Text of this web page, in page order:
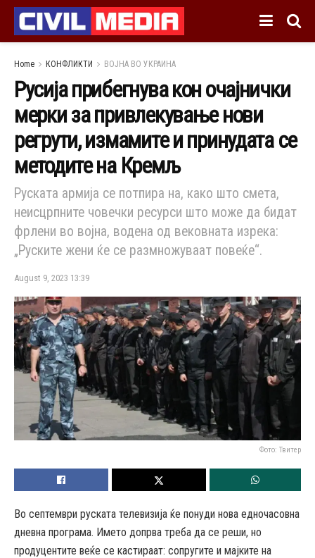
Home КОНФЛИКТИ ВОЈНА ВО УКРАИНА
Русија прибегнува кон очајнички
мерки за привлекување нови
регрути, измамите и принудата се
методите на Кремљ
Руската армија се потпира на, како што смета,
неисцрпните човечки ресурси што може да бидат
фрлени во војна, водена од вековната изрека:
„Руските жени ќе се размножуваат повеќе“.
August 9, 2023 13:39
Фото: Твитер
Во септември руската телевизија ќе понуди нова едночасовна
дневна програма. Името допрва треба да се реши, но
продуцентите веќе се кастираат: сопругите и мајките на